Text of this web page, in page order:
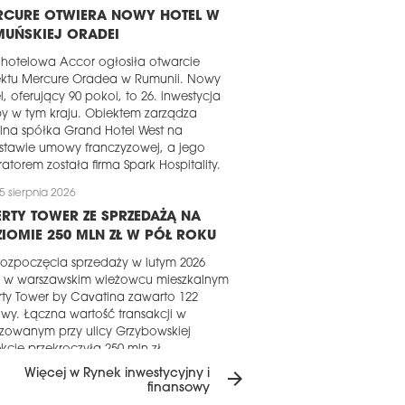
OTWIERA NOWY HOTEL W
ORADEI
hotelowa Accor ogłosiła otwarcie
Mercure Oradea w Rumunii. Nowy
oferujący 90 pokoi, to 26. inwestycja
w tym kraju. Obiektem zarządza
spółka Grand Hotel West na
umowy franczyzowej, a jego
została firma Spark Hospitality.
sierpnia 2026
TOWER ZE SPRZEDAŻĄ NA
250 MLN ZŁ W PÓŁ ROKU
sprzedaży w lutym 2026
w warszawskim wieżowcu mieszkalnym
Tower by Cavatina zawarto 122
Łączna wartość transakcji w
przy ulicy Grzybowskiej
przekroczyła 250 mln zł.
sierpnia 2026
Więcej w Rynek inwestycyjny i
finansowy
arrow_forward